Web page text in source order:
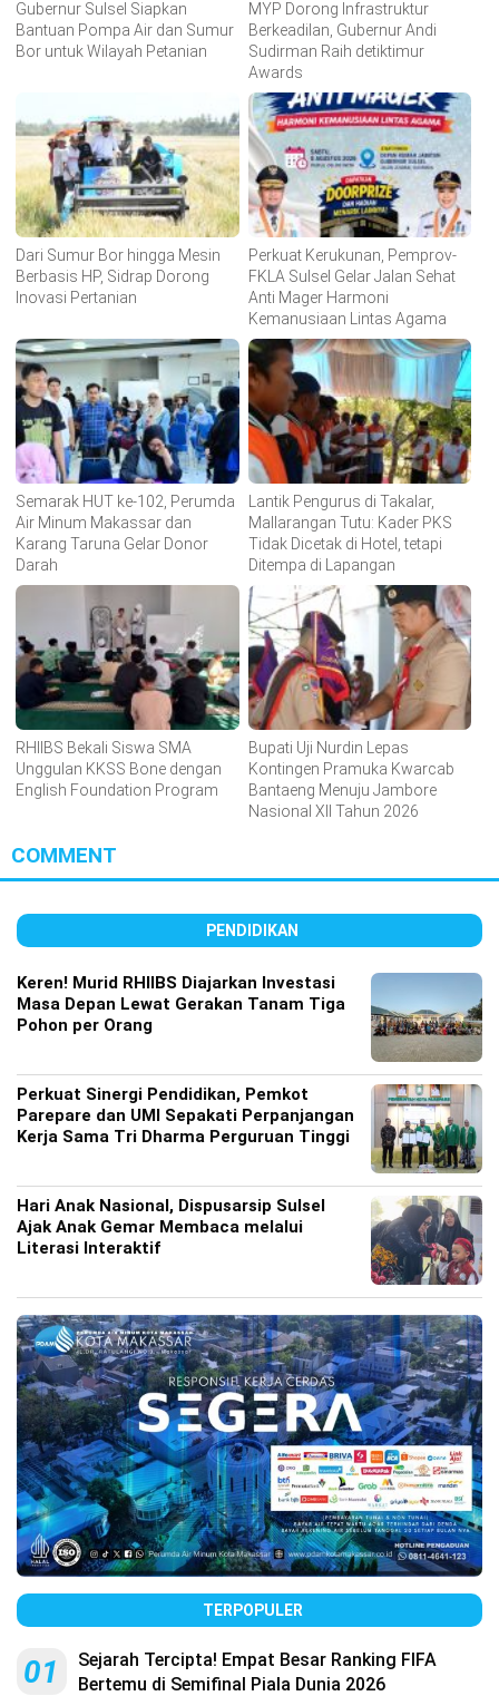
Gubernur Sulsel Siapkan
Bantuan Pompa Air dan Sumur
Bor untuk Wilayah Petanian
MYP Dorong Infrastruktur
Berkeadilan, Gubernur Andi
Sudirman Raih detiktimur
Awards
Dari Sumur Bor hingga Mesin
Berbasis HP, Sidrap Dorong
Inovasi Pertanian
Perkuat Kerukunan, Pemprov-
FKLA Sulsel Gelar Jalan Sehat
Anti Mager Harmoni
Kemanusiaan Lintas Agama
Semarak HUT ke-102, Perumda
Air Minum Makassar dan
Karang Taruna Gelar Donor
Darah
Lantik Pengurus di Takalar,
Mallarangan Tutu: Kader PKS
Tidak Dicetak di Hotel, tetapi
Ditempa di Lapangan
RHIIBS Bekali Siswa SMA
Unggulan KKSS Bone dengan
English Foundation Program
Bupati Uji Nurdin Lepas
Kontingen Pramuka Kwarcab
Bantaeng Menuju Jambore
Nasional XII Tahun 2026
COMMENT
PENDIDIKAN
Keren! Murid RHIIBS Diajarkan Investasi
Masa Depan Lewat Gerakan Tanam Tiga
Pohon per Orang
Perkuat Sinergi Pendidikan, Pemkot
Parepare dan UMI Sepakati Perpanjangan
Kerja Sama Tri Dharma Perguruan Tinggi
Hari Anak Nasional, Dispusarsip Sulsel
Ajak Anak Gemar Membaca melalui
Literasi Interaktif
TERPOPULER
01
Sejarah Tercipta! Empat Besar Ranking FIFA
Bertemu di Semifinal Piala Dunia 2026